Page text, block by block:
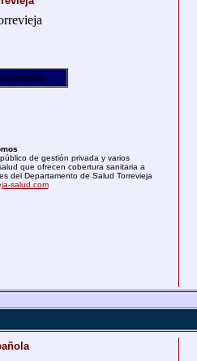
de gestión privada y varios
que ofrecen cobertura sanitaria a
del Departamento de Salud Torrevieja
salud.com